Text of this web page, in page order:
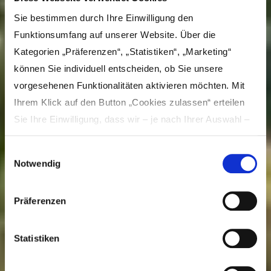
Sie bestimmen durch Ihre Einwilligung den
Funktionsumfang auf unserer Website. Über die
Kategorien „Präferenzen“, „Statistiken“, „Marketing“
können Sie individuell entscheiden, ob Sie unsere
vorgesehenen Funktionalitäten aktivieren möchten. Mit
Ihrem Klick auf den Button „Cookies zulassen“ erteilen
Sie Ihre Einwilligung, dass wir – je nach Ihrer Auswahl –
soziale Medien anbieten und Ihre Zugriffe auf unsere
Website analysieren und dabei Cookies verwenden
zu Ihrer Verwendung unserer Website an unsere Partner
Cookie-Richtlinie näher beschrieben sind. Unsere Partner
Notwendig
Präferenzen
Statistiken